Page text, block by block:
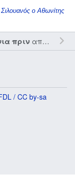
Σιλουανός ο Αθωνίτης
πριναπό τον την
/ CC by-sa